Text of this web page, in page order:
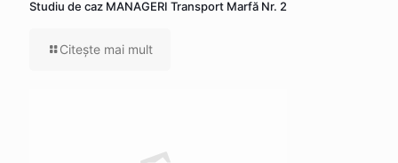
Studiu de caz MANAGERI Transport Marfă Nr. 2
Citeşte mai mult